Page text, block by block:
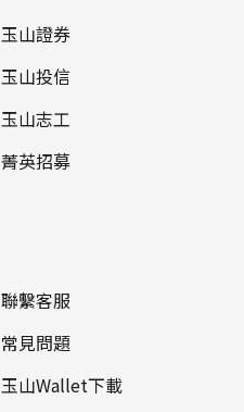
玉山證券
玉山投信
玉山志工
菁英招募
聯繫客服
常見問題
玉山Wallet下載